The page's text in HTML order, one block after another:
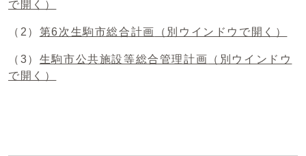
で開く）
（2） 第6次生駒市総合計画 （別ウインドウで開く）
（3） 生駒市公共施設等総合管理計画 （別ウインドウ
で開く）